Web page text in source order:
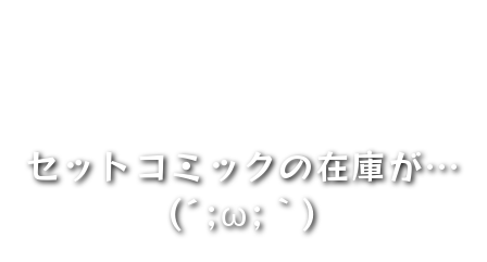
セットコミックの在庫が…
(´;ω;｀)